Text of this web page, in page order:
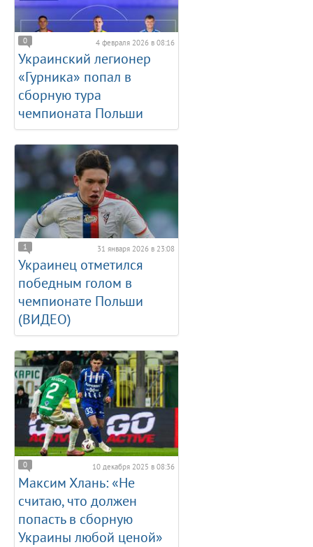
0 4 февраля 2026 в 08:16
Украинский легионер
«Гурника» попал в
сборную тура
чемпионата Польши
1 31 января 2026 в 23:08
Украинец отметился
победным голом в
чемпионате Польши
(ВИДЕО)
0 10 декабря 2025 в 08:36
Максим Хлань: «Не
считаю, что должен
попасть в сборную
Украины любой ценой»